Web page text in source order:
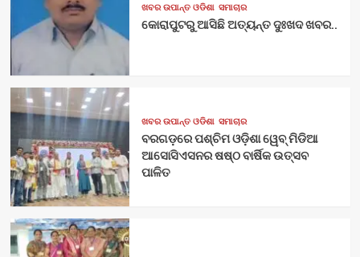
ଖବର ଉପାନ୍ତ ଓଡିଶା ସମାଚାର
କୋରାପୁଟରୁ ଆସିଛି ଅତ୍ୟନ୍ତ ଦୁଃଖଦ ଖବର..
ଖବର ଉପାନ୍ତ ଓଡିଶା ସମାଚାର
ବରଗଡ଼ରେ ପଶ୍ଚିମ ଓଡ଼ିଶା ୱେବ୍ ମିଡିଆ
ଆସୋସିଏସନର ଷଷ୍ଠ ବାର୍ଷିକ ଉତ୍ସବ
ପାଳିତ